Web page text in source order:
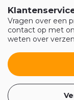
Vragen over een
contact op met
weten over